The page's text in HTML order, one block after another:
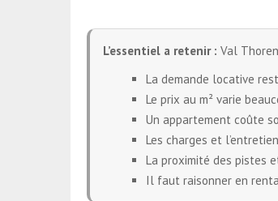
L’essentiel a retenir : Val
La demande locative
Le prix au m² varie
Un appartement coûte
Les charges et
La proximité des pistes
Il faut raisonner en